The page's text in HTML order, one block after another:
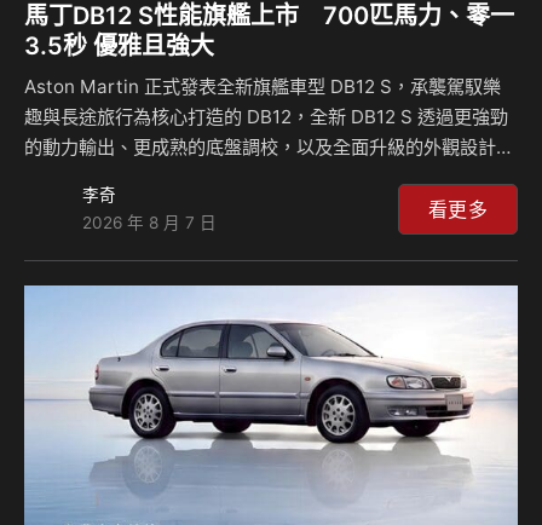
馬丁DB12 S性能旗艦上市 700匹馬力、零一
3.5秒 優雅且強大
Aston Martin 正式發表全新旗艦車型 DB12 S，承襲駕馭樂
趣與長途旅行為核心打造的 DB12，全新 DB12 S 透過更強勁
的動力輸出、更成熟的底盤調校，以及全面升級的外觀設計與
Tourer 理念。 本次發表會中，全新 DB12 S 更與 DBX S、
Vantage S 首度於台灣同台亮相，完整呈現 Aston Martin 高
性能「S」車系陣容。從 Super Tourer、前中置跑車到超高
對性能與駕馭體驗的不斷追求，也展現「S」車系透過更強勁
的動力、更精準的操控表…
李奇
2026 年 8 月 7 日
看更多